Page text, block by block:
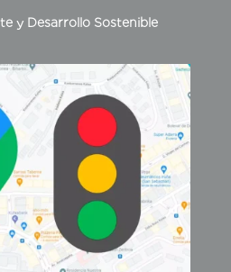
y Desarrollo Sostenible